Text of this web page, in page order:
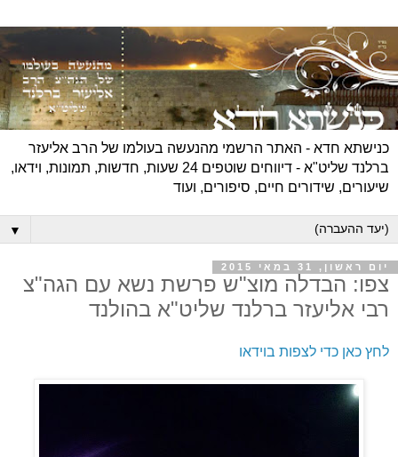
כנישתא חדא - האתר הרשמי מהנעשה בעולמו של הרב אליעזר
ברלנד שליט"א - דיווחים שוטפים 24 שעות, חדשות, תמונות, וידאו,
שיעורים, שידורים חיים, סיפורים, ועוד
▼
יום ראשון, 31 במאי 2015
צפו: הבדלה מוצ"ש פרשת נשא עם הגה"צ
רבי אליעזר ברלנד שליט"א בהולנד
לחץ כאן כדי לצפות בוידאו